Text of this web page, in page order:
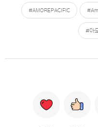
#AMOREPACIFIC
#아